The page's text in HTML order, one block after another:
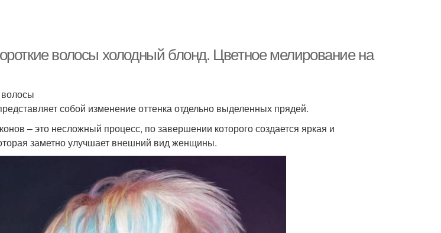
волосы холодный блонд. Цветное мелирование на
собой изменение оттенка отдельно выделенных прядей.
– это несложный процесс, по завершении которого создается яркая и
заметно улучшает внешний вид женщины.